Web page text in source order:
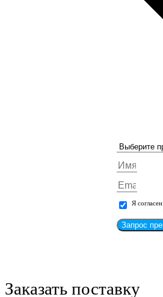
Я
Запрос
Заказать поставку